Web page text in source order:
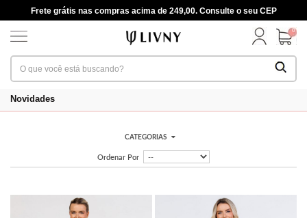
Frete grátis nas compras acima de 249,00. Consulte o seu CEP
0
Novidades
CATEGORIAS
Ordenar Por